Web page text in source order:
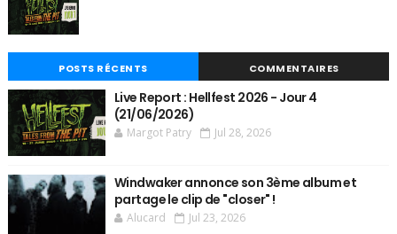
POSTS RÉCENTS COMMENTAIRES
Live Report : Hellfest 2026 - Jour 4
(21/06/2026)
Margot Patry Jul 28, 2026
Windwaker annonce son 3ème album et
partage le clip de "closer" !
Alucard Jul 23, 2026